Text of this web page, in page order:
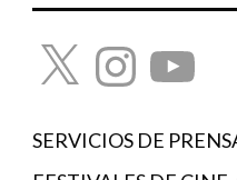
X InstagramYouTube
SERVICIOS DE